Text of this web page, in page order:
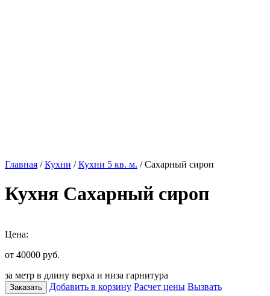
Главная /Кухни /Кухни 5 кв. м. / Сахарный сироп
Кухня Сахарный сироп
Цена:
от 40000 руб.
за метр в длину верха и низа гарнитура
Заказать Добавить в корзину Расчет цены Вызвать